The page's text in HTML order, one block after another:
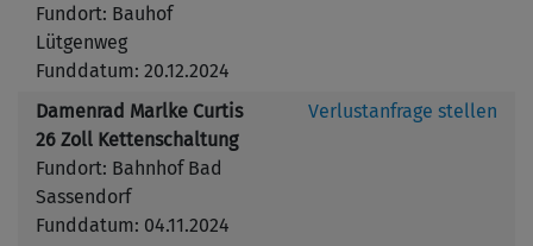
Fundort: Bauhof
Lütgenweg
Funddatum: 20.12.2024
Damenrad Marlke Curtis
26 Zoll Kettenschaltung
Fundort: Bahnhof Bad
Sassendorf
Funddatum: 04.11.2024
Verlustanfrage stellen